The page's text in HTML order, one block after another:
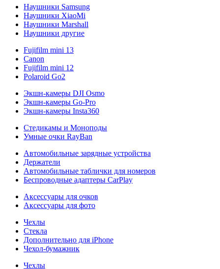
Наушники Samsung
Наушники XiaoMi
Наушники Marshall
Наушники другие
Fujifilm mini 13
Canon
Fujifilm mini 12
Polaroid Go2
Экшн-камеры DJI Osmo
Экшн-камеры Go-Pro
Экшн-камеры Insta360
Стедикамы и Моноподы
Умные очки RayBan
Автомобильные зарядные устройства
Держатели
Автомобильные таблички для номеров
Беспроводные адаптеры CarPlay
Аксессуары для очков
Аксессуары для фото
Чехлы
Стекла
Дополнительно для iPhone
Чехол-бумажник
Чехлы